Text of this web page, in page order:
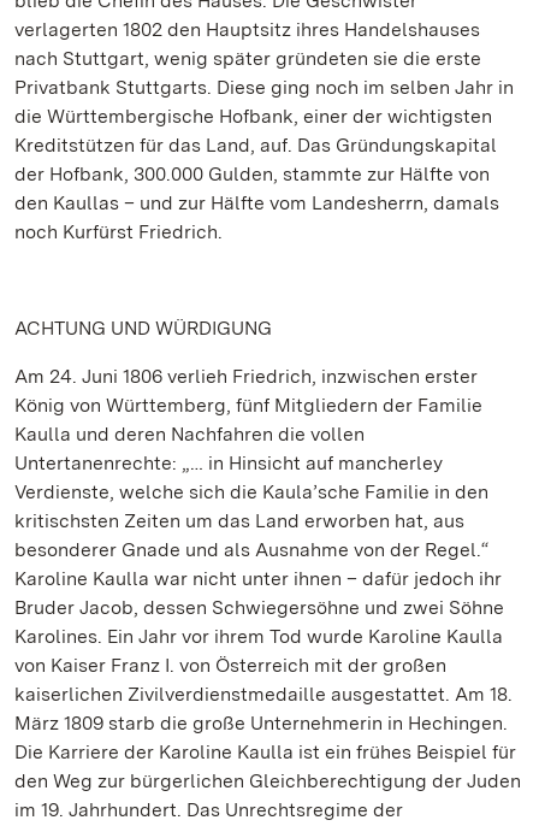
verlagerten 1802 den Hauptsitz ihres Handelshauses
nach Stuttgart, wenig später gründeten sie die erste
Privatbank Stuttgarts. Diese ging noch im selben Jahr in
die Württembergische Hofbank, einer der wichtigsten
Kreditstützen für das Land, auf. Das Gründungskapital
der Hofbank, 300.000 Gulden, stammte zur Hälfte von
den Kaullas – und zur Hälfte vom Landesherrn, damals
noch Kurfürst Friedrich.
ACHTUNG UND WÜRDIGUNG
Am 24. Juni 1806 verlieh Friedrich, inzwischen erster
König von Württemberg, fünf Mitgliedern der Familie
Kaulla und deren Nachfahren die vollen
Untertanenrechte: „… in Hinsicht auf mancherley
Verdienste, welche sich die Kaula’sche Familie in den
kritischsten Zeiten um das Land erworben hat, aus
besonderer Gnade und als Ausnahme von der Regel.“
Karoline Kaulla war nicht unter ihnen – dafür jedoch ihr
Bruder Jacob, dessen Schwiegersöhne und zwei Söhne
Karolines. Ein Jahr vor ihrem Tod wurde Karoline Kaulla
von Kaiser Franz I. von Österreich mit der großen
kaiserlichen Zivilverdienstmedaille ausgestattet. Am 18.
März 1809 starb die große Unternehmerin in Hechingen.
Die Karriere der Karoline Kaulla ist ein frühes Beispiel für
den Weg zur bürgerlichen Gleichberechtigung der Juden
im 19. Jahrhundert. Das Unrechtsregime der